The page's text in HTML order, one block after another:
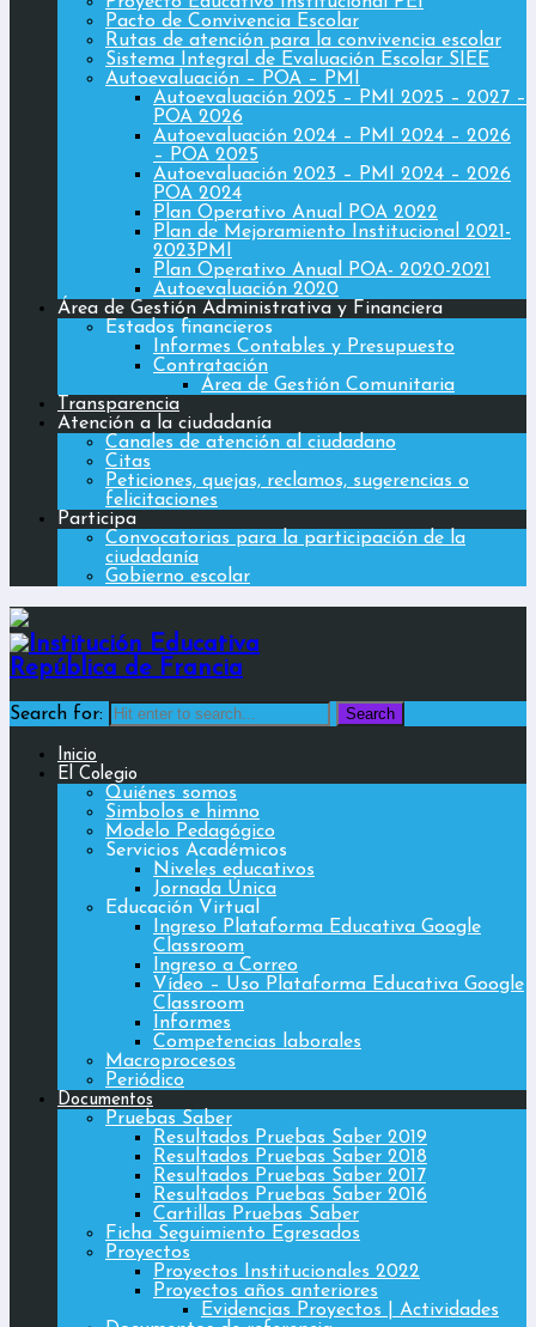
Pacto de Convivencia Escolar
Rutas de atención para la convivencia escolar
Sistema Integral de Evaluación Escolar SIEE
Autoevaluación – POA – PMI
Autoevaluación 2025 – PMI 2025 – 2027 –
POA 2026
Autoevaluación 2024 – PMI 2024 – 2026
– POA 2025
Autoevaluación 2023 – PMI 2024 – 2026
POA 2024
Plan Operativo Anual POA 2022
Plan de Mejoramiento Institucional 2021-
2023PMI
Plan Operativo Anual POA- 2020-2021
Autoevaluación 2020
Área de Gestión Administrativa y Financiera
Estados financieros
Informes Contables y Presupuesto
Contratación
Área de Gestión Comunitaria
Transparencia
Atención a la ciudadanía
Canales de atención al ciudadano
Citas
Peticiones, quejas, reclamos, sugerencias o
felicitaciones
Participa
Convocatorias para la participación de la
ciudadanía
Gobierno escolar
Search for:
Inicio
El Colegio
Quiénes somos
Simbolos e himno
Modelo Pedagógico
Servicios Académicos
Niveles educativos
Jornada Única
Educación Virtual
Ingreso Plataforma Educativa Google
Classroom
Ingreso a Correo
Vídeo – Uso Plataforma Educativa Google
Classroom
Informes
Competencias laborales
Macroprocesos
Periódico
Documentos
Pruebas Saber
Resultados Pruebas Saber 2019
Resultados Pruebas Saber 2018
Resultados Pruebas Saber 2017
Resultados Pruebas Saber 2016
Cartillas Pruebas Saber
Ficha Seguimiento Egresados
Proyectos
Proyectos Institucionales 2022
Proyectos años anteriores
Evidencias Proyectos | Actividades